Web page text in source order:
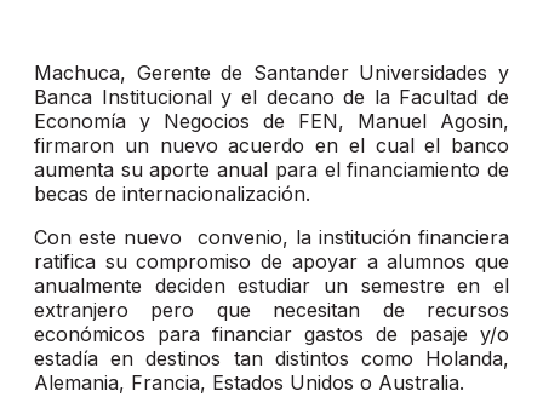
Machuca, Gerente de Santander Universidades y
Banca Institucional y el decano de la Facultad de
Economía y Negocios de FEN, Manuel Agosin,
firmaron un nuevo acuerdo en el cual el banco
aumenta su aporte anual para el financiamiento de
becas de internacionalización.
Con este nuevo convenio, la institución financiera
ratifica su compromiso de apoyar a alumnos que
anualmente deciden estudiar un semestre en el
extranjero pero que necesitan de recursos
económicos para financiar gastos de pasaje y/o
estadía en destinos tan distintos como Holanda,
Alemania, Francia, Estados Unidos o Australia.